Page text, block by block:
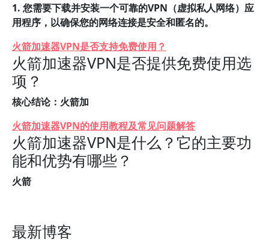
1. 您需要下载并安装一个可靠的VPN（虚拟私人网络）应
用程序，以确保您的网络连接是安全和匿名的。
火箭加速器VPN是否支持免费使用？
火箭加速器VPN是否提供免费使用选
项？
核心结论：火箭加
火箭加速器VPN的使用教程及常见问题解答
火箭加速器VPN是什么？它的主要功
能和优势有哪些？
火箭
最新博客